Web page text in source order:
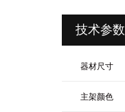
技术参数
器材尺寸
主架颜色